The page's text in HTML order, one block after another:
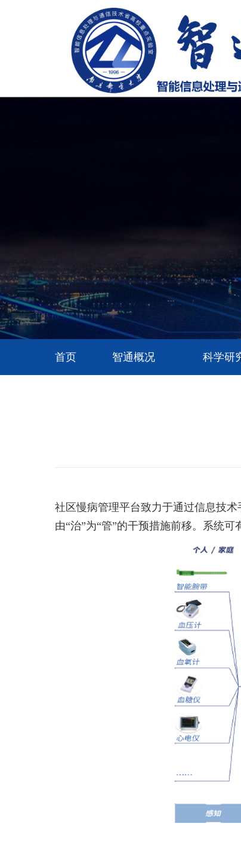
首页 智通概况 科学研
社区慢病管理平台致力于通过信息技
由“治”为“管”的干预措施前移。系统